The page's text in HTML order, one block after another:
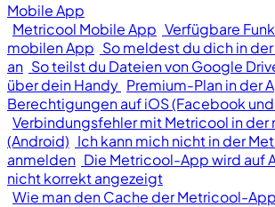
Mobile App
Metricool Mobile App Verfügbare
mobilen App So meldest du dich in
an So teilst du Dateien von Google
über dein Handy Premium-Plan in der
Berechtigungen auf iOS (Facebook
Verbindungsfehler mit Metricool in der
(Android) Ich kann mich nicht in der
anmelden Die Metricool-App wird auf
nicht korrekt angezeigt
Wie man den Cache der Metricool-